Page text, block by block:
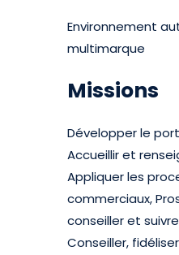
Environnement
multimarque
Missions
Développer le
Accueillir et
Appliquer les
commerciaux,
conseiller et
Conseiller,